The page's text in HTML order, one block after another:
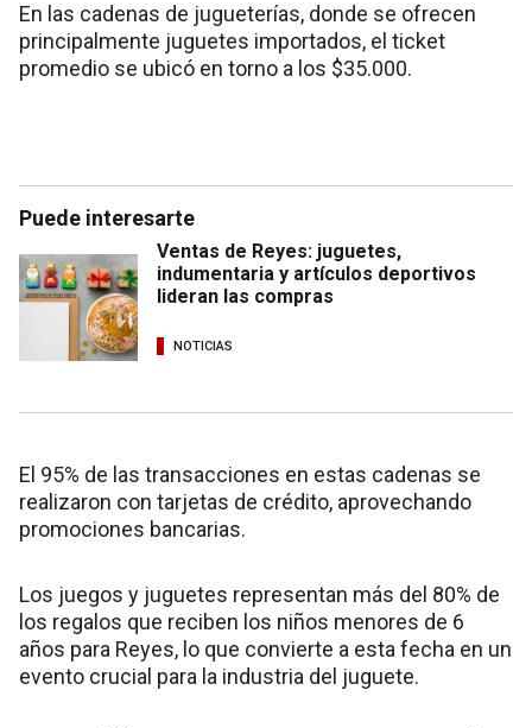
En las cadenas de jugueterías, donde se ofrecen
principalmente juguetes importados, el ticket
promedio se ubicó en torno a los $35.000.
Puede interesarte
Ventas de Reyes: juguetes,
indumentaria y artículos deportivos
lideran las compras
NOTICIAS
El 95% de las transacciones en estas cadenas se
realizaron con tarjetas de crédito, aprovechando
promociones bancarias.
Los juegos y juguetes representan más del 80% de
los regalos que reciben los niños menores de 6
años para Reyes, lo que convierte a esta fecha en un
evento crucial para la industria del juguete.